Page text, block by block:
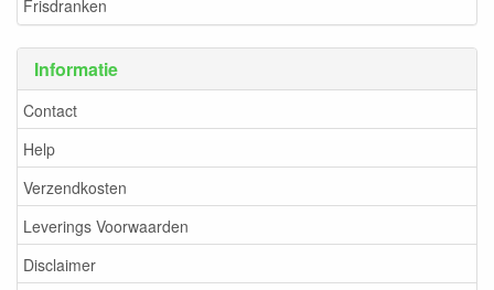
Frisdranken
Informatie
Contact
Help
Verzendkosten
Leverings Voorwaarden
Disclaimer